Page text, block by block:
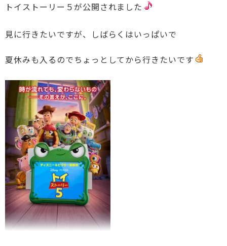
トイストーリー５が公開されました
見に行きたいですが、しばらくはいっぱいで
夏休みも入るのでちょっとしてから行きたいです